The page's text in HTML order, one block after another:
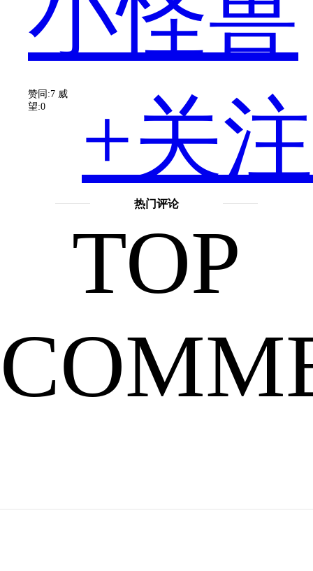
题
相
信
大
家
+关注
赞同:7 威
望:0
热门评论
TOP